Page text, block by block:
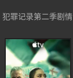
犯罪记录第二季剧情